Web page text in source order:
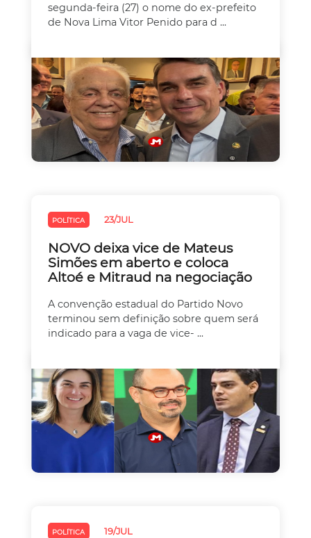
segunda-feira (27) o nome do ex-prefeito
de Nova Lima Vitor Penido para d ...
POLÍTICA 23/JUL
NOVO deixa vice de Mateus
Simões em aberto e coloca
Altoé e Mitraud na negociação
A convenção estadual do Partido Novo
terminou sem definição sobre quem será
indicado para a vaga de vice- ...
POLÍTICA 19/JUL